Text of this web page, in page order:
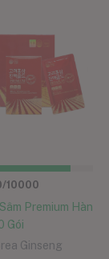
/10000
Premium Hàn
Gói
Ginseng